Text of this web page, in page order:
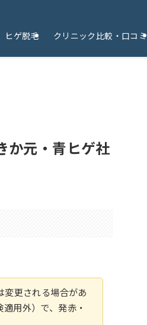
ヒゲ脱毛 クリニック比較・口コミ
か元・青ヒゲ社
変更される場合があ
用外）で、発赤・